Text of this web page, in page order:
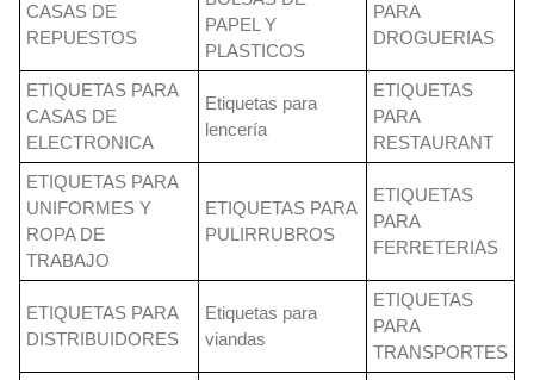
CASAS DE
REPUESTOS
PAPEL Y
PLASTICOS
PARA
DROGUERIAS
ETIQUETAS PARA
CASAS DE
ELECTRONICA
Etiquetas para
lencería
ETIQUETAS
PARA
RESTAURANT
ETIQUETAS PARA
UNIFORMES Y
ROPA DE
TRABAJO
ETIQUETAS PARA
PULIRRUBROS
ETIQUETAS
PARA
FERRETERIAS
ETIQUETAS PARA
DISTRIBUIDORES
Etiquetas para
viandas
ETIQUETAS
PARA
TRANSPORTES